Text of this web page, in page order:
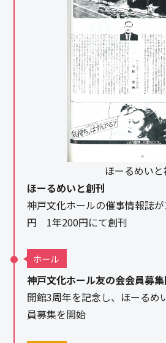
ほーるめい
ほーるめいと創刊
神戸文化ホールの催事情報誌
円 1年200円にて創刊
ホール
神戸文化ホール友の会会員募
開館3周年を記念し、ほーるめ
員募集を開始